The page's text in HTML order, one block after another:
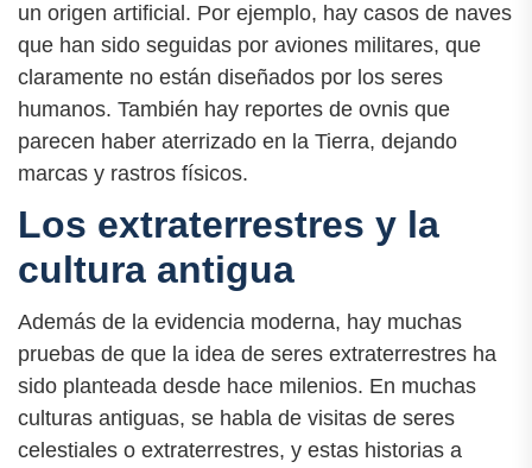
un origen artificial. Por ejemplo, hay casos de naves
que han sido seguidas por aviones militares, que
claramente no están diseñados por los seres
humanos. También hay reportes de ovnis que
parecen haber aterrizado en la Tierra, dejando
marcas y rastros físicos.
Los extraterrestres y la
cultura antigua
Además de la evidencia moderna, hay muchas
pruebas de que la idea de seres extraterrestres ha
sido planteada desde hace milenios. En muchas
culturas antiguas, se habla de visitas de seres
celestiales o extraterrestres, y estas historias a